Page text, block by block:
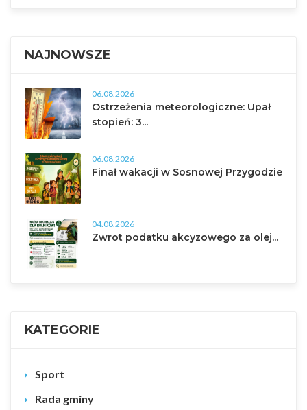
NAJNOWSZE
06.08.2026
Ostrzeżenia meteorologiczne: Upał
stopień: 3...
06.08.2026
Finał wakacji w Sosnowej Przygodzie
04.08.2026
Zwrot podatku akcyzowego za olej...
KATEGORIE
Sport
Rada gminy